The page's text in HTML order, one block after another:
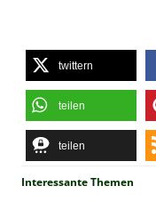
twittern
teilen
teilen
Interessante Themen